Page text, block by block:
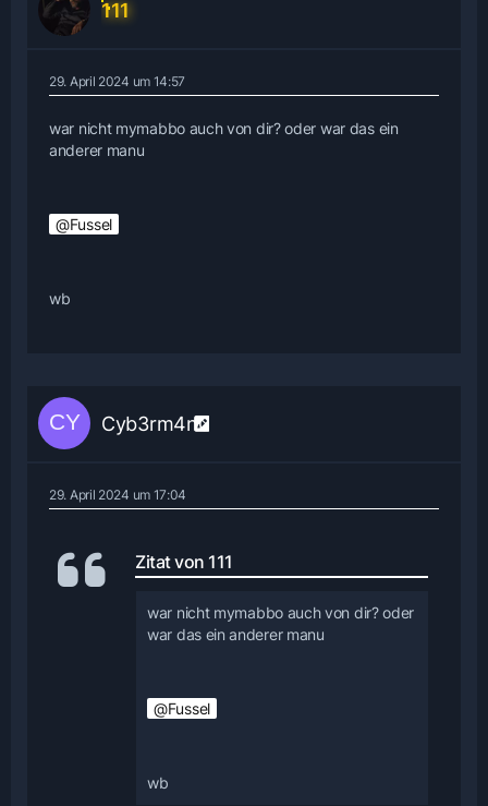
111
29. April 2024 um 14:57
war nicht mymabbo auch von dir? oder war das ein
anderer manu
Fussel
wb
Cyb3rm4n0
29. April 2024 um 17:04
Zitat von 111
war nicht mymabbo auch von dir? oder
war das ein anderer manu
Fussel
wb